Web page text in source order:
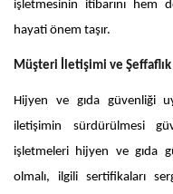
işletmesinin itibarını hem
hayati önem taşır.
Müşteri İletişimi ve Şeffaflık
Hijyen ve gıda güvenliği
iletişimin sürdürülmesi
işletmeleri hijyen ve gıda
olmalı, ilgili sertifikaları